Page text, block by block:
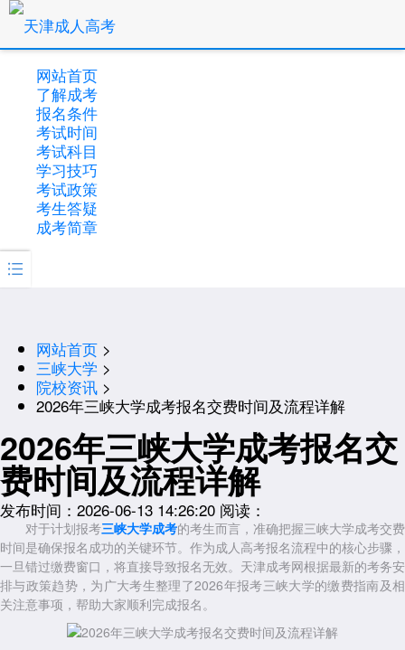
网站首页
了解成考
报名条件
考试时间
考试科目
学习技巧
考试政策
考生答疑
成考简章

网站首页 >
三峡大学 >
院校资讯 >
2026年三峡大学成考报名交费时间及流程详解
2026年三峡大学成考报名交
费时间及流程详解
发布时间：2026-06-13 14:26:20 阅读：
对于计划报考三峡大学成考的考生而言，准确把握三峡大学成考交费
时间是确保报名成功的关键环节。作为成人高考报名流程中的核心步骤，
一旦错过缴费窗口，将直接导致报名无效。天津成考网根据最新的考务安
排与政策趋势，为广大考生整理了2026年报考三峡大学的缴费指南及相
关注意事项，帮助大家顺利完成报名。